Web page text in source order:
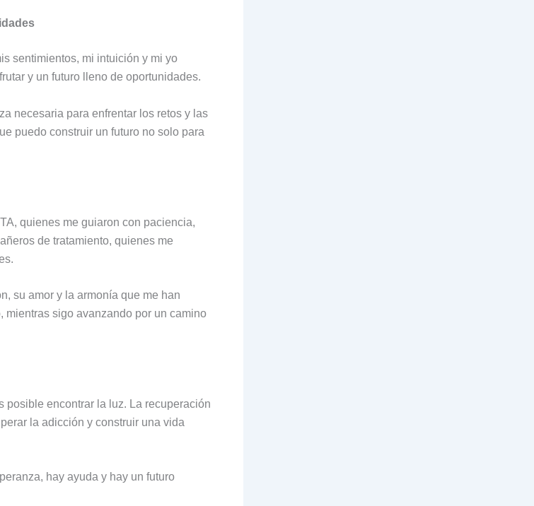
sentimientos, mi intuición y mi yo
y un futuro lleno de oportunidades.
necesaria para enfrentar los retos y las
puedo construir un futuro no solo para
quienes me guiaron con paciencia,
de tratamiento, quienes me
su amor y la armonía que me han
mientras sigo avanzando por un camino
posible encontrar la luz. La recuperación
la adicción y construir una vida
hay ayuda y hay un futuro